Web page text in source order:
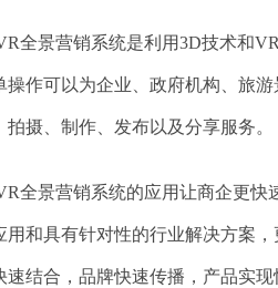
全景营销系统是利用3D技术和
操作可以为企业、政府机构、旅
拍摄、制作、发布以及分享服务。
全景营销系统的应用让商企更
用和具有针对性的行业解决方案
速结合，品牌快速传播，产品实现